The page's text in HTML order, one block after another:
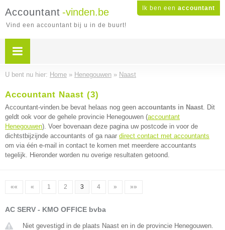
Ik ben een accountant
Accountant -vinden.be
Vind een accountant bij u in de buurt!
U bent nu hier: Home » Henegouwen » Naast
Accountant Naast (3)
Accountant-vinden.be bevat helaas nog geen accountants in Naast. Dit
geldt ook voor de gehele provincie Henegouwen (accountant
Henegouwen). Voer bovenaan deze pagina uw postcode in voor de
dichtstbijzijnde accountants of ga naar direct contact met accountants
om via één e-mail in contact te komen met meerdere accountants
tegelijk. Hieronder worden nu overige resultaten getoond.
«« « 1 2 3 4 » »»
AC SERV - KMO OFFICE bvba
Niet gevestigd in de plaats Naast en in de provincie Henegouwen.